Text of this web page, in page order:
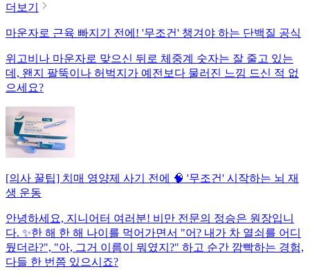
더보기
마운자로 근육 빠지기 전에! '무조건' 챙겨야 하는 단백질 공식
위고비나 마운자로 맞으신 뒤로 체중계 숫자는 잘 줄고 있는
데, 왠지 팔뚝이나 허벅지가 예전보다 물러진 느낌 드신 적 없
으세요?
[의사 꿀팁] 치매 영양제 사기 전에 🧠 '무조건' 시작하는 뇌 재
생 운동
안녕하세요, 지니어터 여러분! 비만 전문의 정승은 원장입니
다. ✨한 해 한 해 나이를 먹어가면서 "어? 내가 차 열쇠를 어디
뒀더라?", "아, 그거 이름이 뭐였지?" 하고 순간 깜빡하는 경험,
다들 한 번쯤 있으시죠?